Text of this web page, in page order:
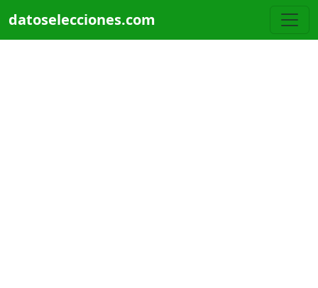
datoselecciones.com